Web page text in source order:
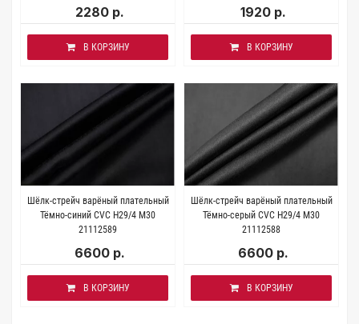
2280 р.
В КОРЗИНУ
1920 р.
В КОРЗИНУ
Шёлк-стрейч варёный плательный
Тёмно-синий CVC H29/4 M30
21112589
6600 р.
В КОРЗИНУ
Шёлк-стрейч варёный плательный
Тёмно-серый CVC H29/4 M30
21112588
6600 р.
В КОРЗИНУ